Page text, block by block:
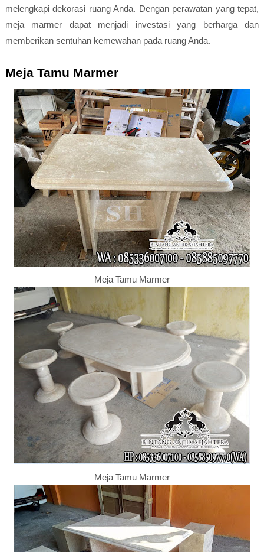
melengkapi dekorasi ruang Anda. Dengan perawatan yang tepat,
meja marmer dapat menjadi investasi yang berharga dan
memberikan sentuhan kemewahan pada ruang Anda.
Meja Tamu Marmer
Meja Tamu Marmer
Meja Tamu Marmer